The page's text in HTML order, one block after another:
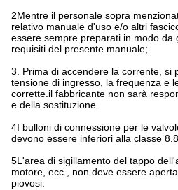
2Mentre il personale sopra
relativo manuale d'uso e/o altri
essere sempre preparati in modo da
requisiti del presente manuale;.
3. Prima di accendere la corrente, si
tensione di ingresso, la frequenza e
corrette.il fabbricante non sarà
e della sostituzione.
4I bulloni di connessione per le
devono essere inferiori alla classe
5L'area di sigillamento del tappo
motore, ecc., non deve essere
piovosi.